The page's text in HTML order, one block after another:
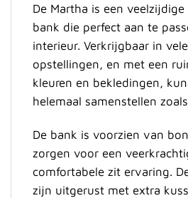
De Martha is een
bank die perfect aan te
interieur. Verkrijgbaar in
opstellingen, en met een
kleuren en bekledingen,
helemaal samenstellen
De bank is voorzien van
zorgen voor een
comfortabele zit ervaring.
zijn uitgerust met extra